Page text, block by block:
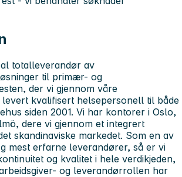
totalleverandør av
til primær- og
der vi gjennom våre
kvalifisert helsepersonell til både
siden 2001. Vi har kontorer i Oslo,
dere vi gjennom et integrert
skandinaviske markedet. Som en av
mest erfarne leverandører, så er vi
og kvalitet i hele verdikjeden,
og leverandørrollen har